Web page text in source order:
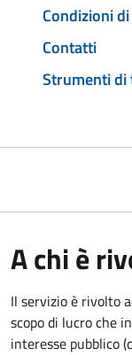
Condizioni
Contatti
Strumenti di
A chi è
Il servizio è rivolto
scopo di lucro che
interesse pubblico